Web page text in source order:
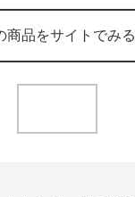
商品をサイトでみる